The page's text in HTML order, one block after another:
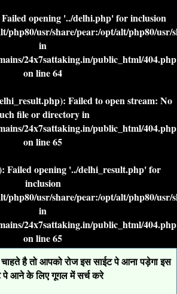
opening '../delhi.php' for inclusion
php80/usr/share/pear:/opt/alt/php80/
in
24x7sattaking.in/public_html/404.php
on line64
Failed to open stream: No
file or directory in
24x7sattaking.in/public_html/404.php
on line65
Failed opening '../delhi_result.php' for
inclusion
php80/usr/share/pear:/opt/alt/php80/
in
24x7sattaking.in/public_html/404.php
on line65
है तो आपको रोज इस साईट पे आना पड़ेगा इस
पे आने के लिए गूगल में सर्च करे